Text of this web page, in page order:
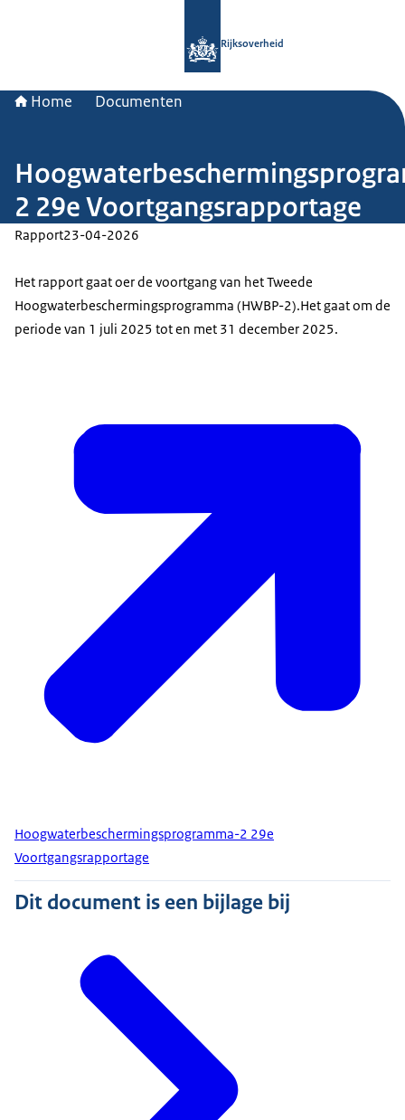
Rijksoverheid
Home Documenten
2 29e Voortgangsrapportage
Rapport23-04-2026
Het rapport gaat oer de voortgang van het Tweede
Hoogwaterbeschermingsprogramma (HWBP-2).Het gaat om de
periode van 1 juli 2025 tot en met 31 december 2025.
Hoogwaterbeschermingsprogramma-2 29e
Voortgangsrapportage
Dit document is een bijlage bij